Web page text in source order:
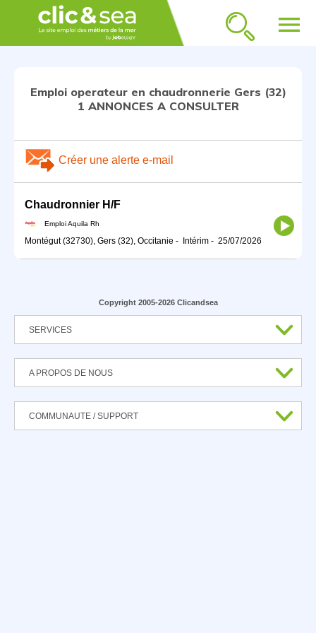
menu
Emploi operateur en chaudronnerie Gers (32)
1 ANNONCES A CONSULTER
Créer une alerte e-mail
Chaudronnier H/F
Emploi Aquila Rh
Montégut (32730), Gers (32), Occitanie - Intérim - 25/07/2026
Copyright 2005-2026 Clicandsea
SERVICES
A PROPOS DE NOUS
COMMUNAUTE / SUPPORT